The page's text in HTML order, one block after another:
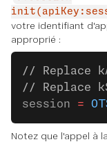
votre identifiant
approprié :
// Replace
// Replace
session =
Notez que l'appel à